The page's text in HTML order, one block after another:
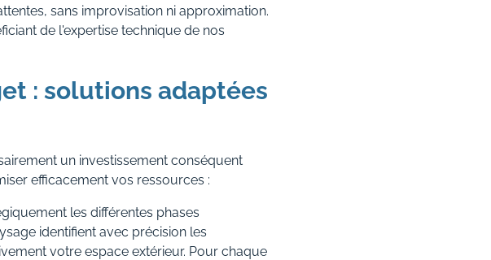
sans improvisation ni approximation.
de l'expertise technique de nos
: solutions adaptées
un investissement conséquent
efficacement vos ressources :
les différentes phases
identifient avec précision les
votre espace extérieur. Pour chaque